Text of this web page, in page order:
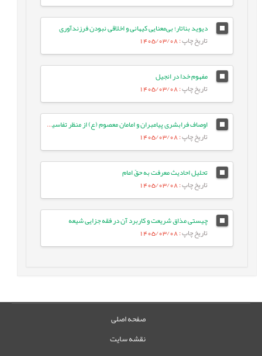
دیوید بناتار؛ بی‌معنایی کیهانی و اخلاقی نبودن فرزندآوری
تاریخ چاپ: 1405/03/08
مفهوم خدا در انجیل
تاریخ چاپ: 1405/03/08
اوصاف فرابشری پیامبران و امامان معصوم (ع) از منظر تفاسیر فریقین
تاریخ چاپ: 1405/03/08
تحلیل احادیث معرفت به حقّ امام
تاریخ چاپ: 1405/03/08
چیستی مذاق شریعت و کاربرد آن در فقه جزایی شیعه
تاریخ چاپ: 1405/03/08
صفحه اصلی
نقشه سایت